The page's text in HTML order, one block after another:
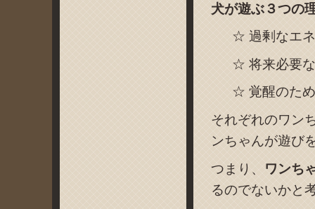
犬が遊ぶ３つの
☆ 過剰なエ
☆ 将来必要
☆ 覚醒のた
それぞれのワン
ンちゃんが遊び
つまり、 ワンち
るのでないかと